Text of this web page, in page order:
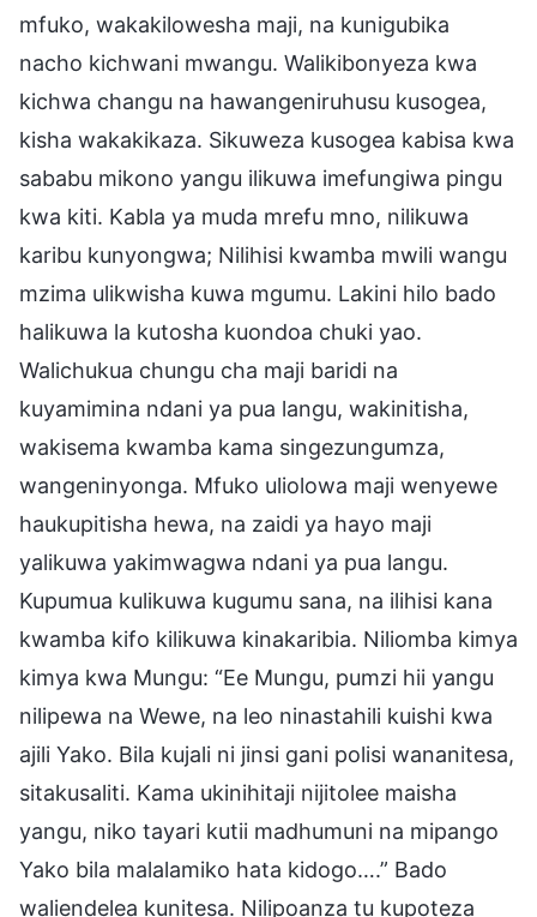
mfuko, wakakilowesha maji, na kunigubika
nacho kichwani mwangu. Walikibonyeza kwa
kichwa changu na hawangeniruhusu kusogea,
kisha wakakikaza. Sikuweza kusogea kabisa kwa
sababu mikono yangu ilikuwa imefungiwa pingu
kwa kiti. Kabla ya muda mrefu mno, nilikuwa
karibu kunyongwa; Nilihisi kwamba mwili wangu
mzima ulikwisha kuwa mgumu. Lakini hilo bado
halikuwa la kutosha kuondoa chuki yao.
Walichukua chungu cha maji baridi na
kuyamimina ndani ya pua langu, wakinitisha,
wakisema kwamba kama singezungumza,
wangeninyonga. Mfuko uliolowa maji wenyewe
haukupitisha hewa, na zaidi ya hayo maji
yalikuwa yakimwagwa ndani ya pua langu.
Kupumua kulikuwa kugumu sana, na ilihisi kana
kwamba kifo kilikuwa kinakaribia. Niliomba kimya
kimya kwa Mungu: “Ee Mungu, pumzi hii yangu
nilipewa na Wewe, na leo ninastahili kuishi kwa
ajili Yako. Bila kujali ni jinsi gani polisi wananitesa,
sitakusaliti. Kama ukinihitaji nijitolee maisha
yangu, niko tayari kutii madhumuni na mipango
Yako bila malalamiko hata kidogo….” Bado
waliendelea kunitesa. Nilipoanza tu kupoteza